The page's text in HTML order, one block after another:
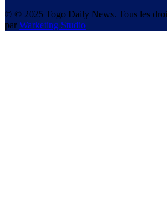
© © 2025 Togo Daily News. Tous les
par Warketing Studio